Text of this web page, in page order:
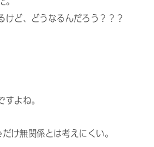
ど、どうなるんだろう？？？
よね。
け無関係とは考えにくい。